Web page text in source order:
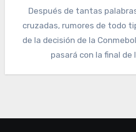
Después de tantas palabras, acusaciones
cruzadas, rumores de todo
de la decisión de la
pasará con la final de